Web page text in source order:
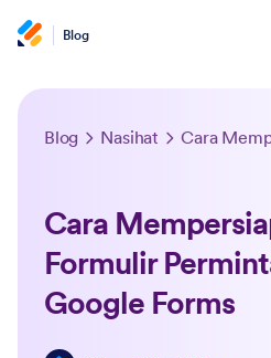
Blog
Blog Nasihat
Cara
Formulir
Google Forms